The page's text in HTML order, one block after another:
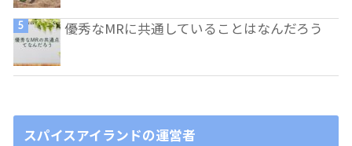
優秀なMRに共通していることはなんだろう
スパイスアイランドの運営者